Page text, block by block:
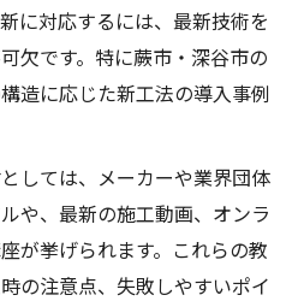
に対応するには、最新技術を
欠です。特に蕨市・深谷市の
造に応じた新工法の導入事例
しては、メーカーや業界団体
や、最新の施工動画、オンラ
が挙げられます。これらの教
の注意点、失敗しやすいポイ